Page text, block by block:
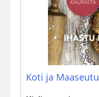
Koti ja Maaseutu